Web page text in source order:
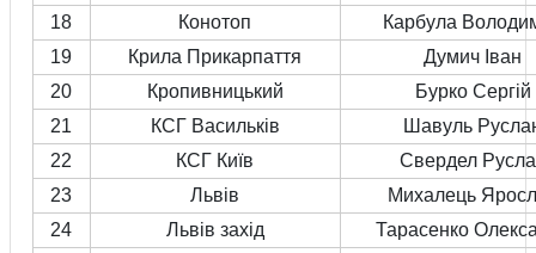
18
Конотоп
Карбула
19
Крила Прикарпаття
Думич Іван
20
Кропивницький
Бурко Сергій
21
КСГ Васильків
Шавуль
22
КСГ Київ
Свердел
23
Львів
Михалець
24
Львів захід
Тарасенко